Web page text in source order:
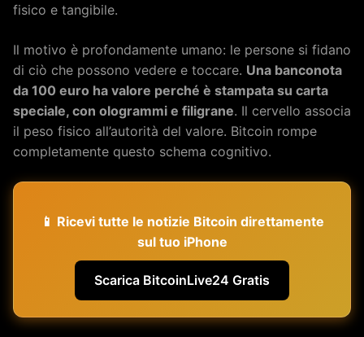
fisico e tangibile.
Il motivo è profondamente umano: le persone si fidano
di ciò che possono vedere e toccare. Una banconota
da 100 euro ha valore perché è stampata su carta
speciale, con ologrammi e filigrane. Il cervello associa
il peso fisico all’autorità del valore. Bitcoin rompe
completamente questo schema cognitivo.
📱 Ricevi tutte le notizie Bitcoin direttamente
sul tuo iPhone
Scarica BitcoinLive24 Gratis